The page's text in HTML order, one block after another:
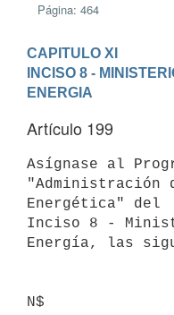
Página: 464
CAPITULO XI
INCISO 8 -
ENERGIA
Artículo 199
Asígnase al
Energética" del
Inciso 8 -
Energía, las
N$